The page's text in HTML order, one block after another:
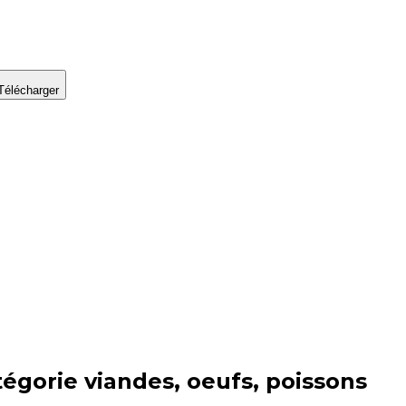
viandes, oeufs, poissons